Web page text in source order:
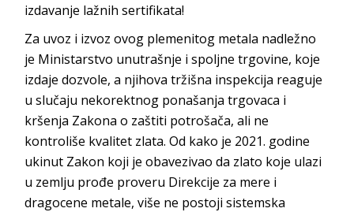
izdavanje lažnih sertifikata!
Za uvoz i izvoz ovog plemenitog metala nadležno
je Ministarstvo unutrašnje i spoljne trgovine, koje
izdaje dozvole, a njihova tržišna inspekcija reaguje
u slučaju nekorektnog ponašanja trgovaca i
kršenja Zakona o zaštiti potrošača, ali ne
kontroliše kvalitet zlata. Od kako je 2021. godine
ukinut Zakon koji je obavezivao da zlato koje ulazi
u zemlju prođe proveru Direkcije za mere i
dragocene metale, više ne postoji sistemska